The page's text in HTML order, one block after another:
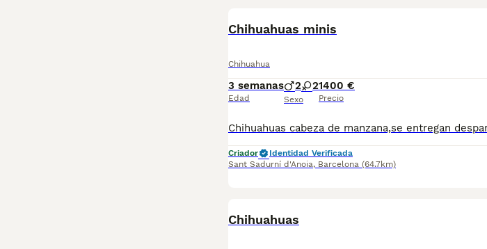
Chihuahuas minis
Chihuahua
3 semanas
Edad
2 2
Sexo
1400 €
Precio
Criador
Identidad Verificada
Sant Sadurní d'Anoia, Barcelona (64.7km)
Chihuahuas